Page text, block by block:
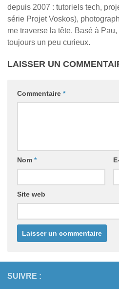
depuis 2007 : tutoriels tech,
série Projet Voskos),
me traverse la tête. Basé à
toujours un peu curieux.
LAISSER UN
Commentaire *
Nom *
Site web
SUIVRE :